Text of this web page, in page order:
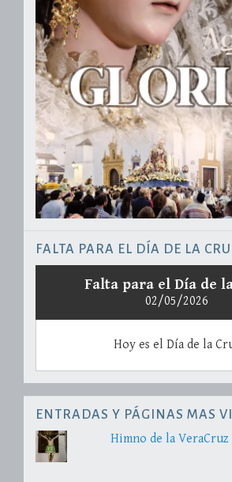
FALTA PARA EL DÍA DE LA
Falta para el Día de
02/05/2026
Hoy es el Día de la
ENTRADAS Y PÁGINAS MAS
Himno de la VeraCruz